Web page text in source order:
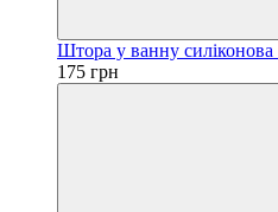
Штора у ванну
175 грн